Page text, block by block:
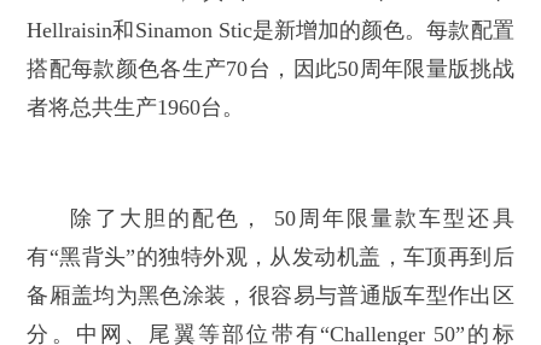
Hellraisin和Sinamon Stic是新增加的颜色。每款配置
搭配每款颜色各生产70台，因此50周年限量版挑战
者将总共生产1960台。
除了大胆的配色， 50周年限量款车型还具
有“黑背头”的独特外观，从发动机盖，车顶再到后
备厢盖均为黑色涂装，很容易与普通版车型作出区
分。中网、尾翼等部位带有“Challenger 50”的标